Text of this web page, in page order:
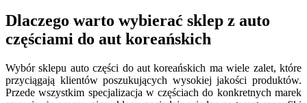
Dlaczego warto wybierać sklep z auto
częściami do aut koreańskich
Wybór sklepu auto części do aut koreańskich ma wiele zalet, które
przyciągają klientów poszukujących wysokiej jakości produktów.
Przede wszystkim specjalizacja w częściach do konkretnych marek